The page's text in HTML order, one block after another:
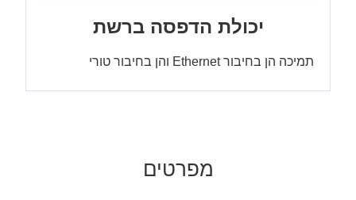
יכולת הדפסה ברשת
תמיכה הן בחיבור Ethernet והן בחיבור טורי
מפרטים